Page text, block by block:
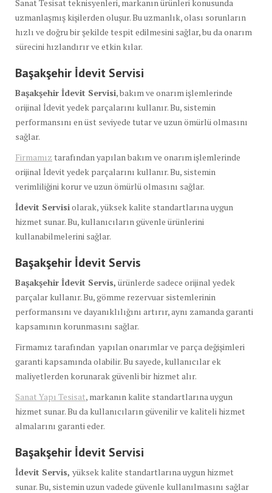
Sanat Tesisat teknisyenleri, markanın ürünleri konusunda
uzmanlaşmış kişilerden oluşur. Bu uzmanlık, olası sorunların
hızlı ve doğru bir şekilde tespit edilmesini sağlar, bu da onarım
sürecini hızlandırır ve etkin kılar.
Başakşehir İdevit Servisi
Başakşehir İdevit Servisi, bakım ve onarım işlemlerinde
orijinal İdevit yedek parçalarını kullanır. Bu, sistemin
performansını en üst seviyede tutar ve uzun ömürlü olmasını
sağlar.
Firmamız tarafından yapılan bakım ve onarım işlemlerinde
orijinal İdevit yedek parçalarını kullanır. Bu, sistemin
verimliliğini korur ve uzun ömürlü olmasını sağlar.
İdevit Servisiolarak, yüksek kalite standartlarına uygun
hizmet sunar. Bu, kullanıcıların güvenle ürünlerini
kullanabilmelerini sağlar.
Başakşehir İdevit Servis
Başakşehir İdevit Servis, ürünlerde sadece orijinal yedek
parçalar kullanır. Bu, gömme rezervuar sistemlerinin
performansını ve dayanıklılığını artırır, aynı zamanda garanti
kapsamının korunmasını sağlar.
Firmamız tarafından yapılan onarımlar ve parça değişimleri
garanti kapsamında olabilir. Bu sayede, kullanıcılar ek
maliyetlerden korunarak güvenli bir hizmet alır.
Sanat Yapı Tesisat, markanın kalite standartlarına uygun
hizmet sunar. Bu da kullanıcıların güvenilir ve kaliteli hizmet
almalarını garanti eder.
Başakşehir İdevit Servisi
İdevit Servis, yüksek kalite standartlarına uygun hizmet
sunar. Bu, sistemin uzun vadede güvenle kullanılmasını sağlar